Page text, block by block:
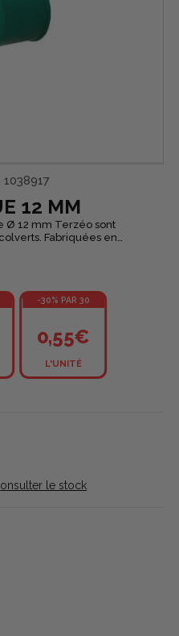
1038917
12 MM
Ø 12 mm Terzéo sont
Fabriquées en
une identification fiable et
l’organisation et le tri de
-30% PAR 30
0,55€
L'UNITÉ
le stock